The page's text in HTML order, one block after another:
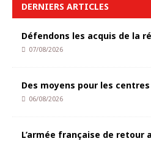
DERNIERS ARTICLES
Défendons les acquis de la
07/08/2026
Des moyens pour les
06/08/2026
L’armée française de retour